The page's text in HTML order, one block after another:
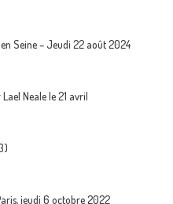
Seine – Jeudi 22 août 2024
Neale le 21 avril
jeudi 6 octobre 2022